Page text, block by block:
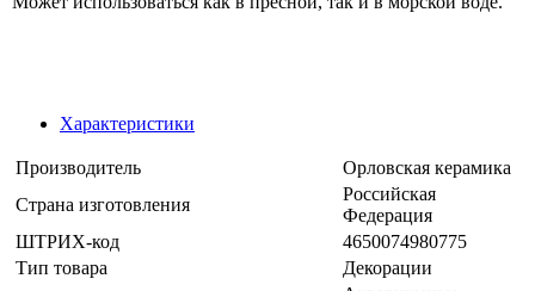
Характеристики
Производитель
Орловская керамика
Страна изготовления
Российская
Федерация
ШТРИХ-код
4650074980775
Тип товара
Декорации